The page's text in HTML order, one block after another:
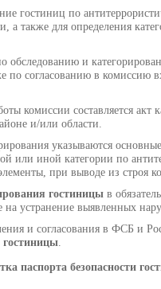
гостиниц по
а также для определения
обследованию и
по согласованию в комиссию
комиссии составляется
и/или области.
указываются
или иной категории по
при выводе из строя
гостиницы в
на устранение выявленных
и согласования в ФСБ и
гостиницы.
паспорта безопасности